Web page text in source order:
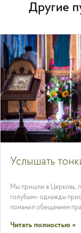
Другие
Услышать
Мы пришли в Церковь,
голубым» однажды
поманил обещанием
Читать полностью »